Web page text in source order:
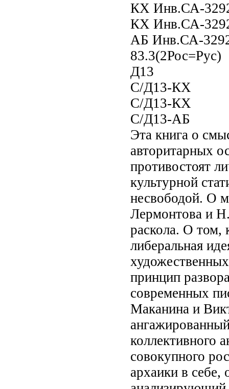
КХ Инв.СА-
КХ Инв.СА-
АБ Инв.СА-
83.3(2Рос=Рус)
Д13
С/Д13-КХ
С/Д13-КХ
С/Д13-АБ
Эта книга о
авторитарных
противостоят
культурной
несвободой. О
Лермонтова и
раскола. О том,
либеральная
принцип
современных
Маканина и
коллективного
совокупного
архаики в